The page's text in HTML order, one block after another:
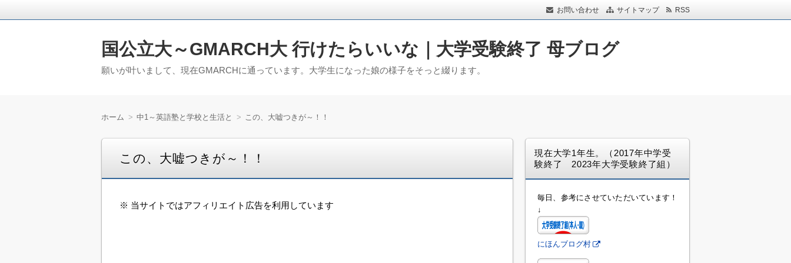
お問い合わせ サイトマップ RSS
国公立大～GMARCH大 行けたらいいな｜大学受験終了 母ブログ
願いが叶いまして、現在GMARCHに通っています。大学生になった娘の様子をそっと綴ります。
ホーム 中1～英語塾と学校と生活と この、大嘘つきが～！！
この、大嘘つきが～！！
※ 当サイトではアフィリエイト広告を利用しています
現在大学1年生。（2017年中学受
験終了 2023年大学受験終了組）
毎日、参考にさせていただいています！
↓
にほんブログ村